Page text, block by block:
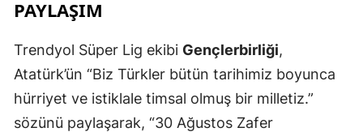
PAYLAŞIM
Trendyol Süper Lig ekibi Gençlerbirliği,
Atatürk’ün “Biz Türkler bütün tarihimiz boyunca
hürriyet ve istiklale timsal olmuş bir milletiz.”
sözünü paylaşarak, “30 Ağustos Zafer